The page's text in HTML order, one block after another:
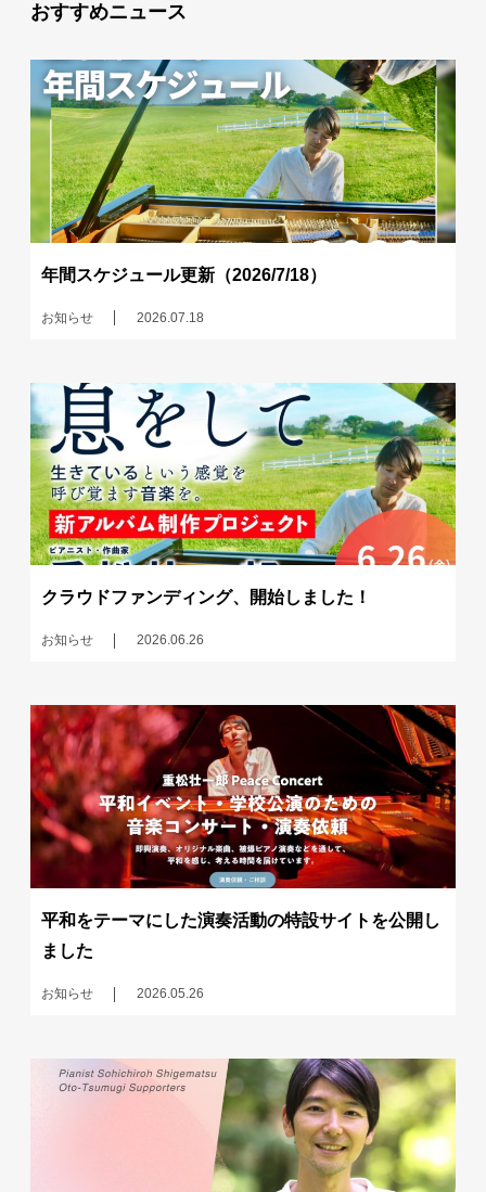
おすすめニュース
年間スケジュール更新（2026/7/18）
お知らせ 2026.07.18
クラウドファンディング、開始しました！
お知らせ 2026.06.26
平和をテーマにした演奏活動の特設サイトを公開し
ました
お知らせ 2026.05.26